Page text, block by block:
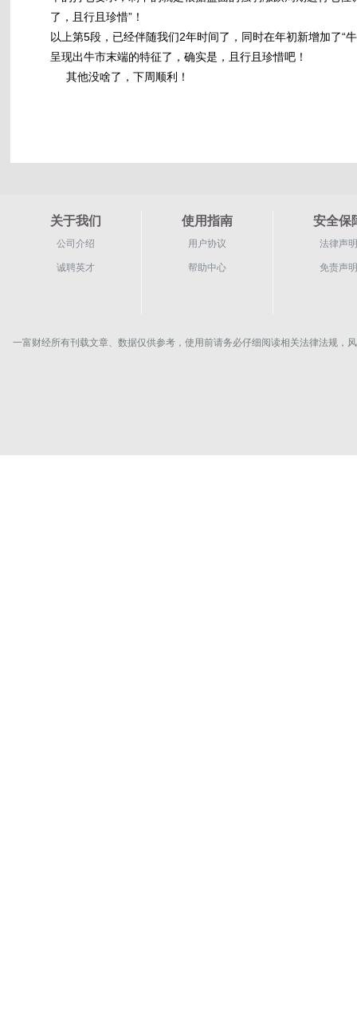
了，且行且珍惜”！
以上第5段，已经伴随我们2年时间了，同时在年初新增加了“
呈现出牛市末端的特征了，确实是，且行且珍惜吧！
其他没啥了，下周顺利！
关于我们
公司介绍
诚聘英才
使用指南
用户协议
帮助中心
安全保
法律声明
免责声明
一富财经所有刊载文章、数据仅供参考，使用前请务必仔细阅读相关法律法规